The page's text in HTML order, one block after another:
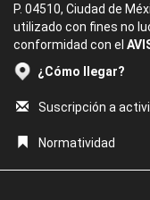
P. 04510, Ciudad de
utilizado con fines no
conformidad con el
¿Cómo llegar?
Suscripción a
Normatividad